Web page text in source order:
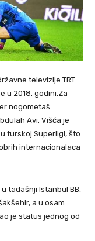
televizije TRT
u 2018. godini.Za
nogometaš
Avi. Višća je
turskoj Superligi, što
internacionalaca
tadašnji Istanbul BB,
a u osam
je status jednog od